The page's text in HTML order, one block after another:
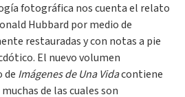
fotográfica nos cuenta el relato
Hubbard por medio de
restauradas y con notas a pie
El nuevo volumen
de Imágenes de Una Vidacontiene
de las cuales son